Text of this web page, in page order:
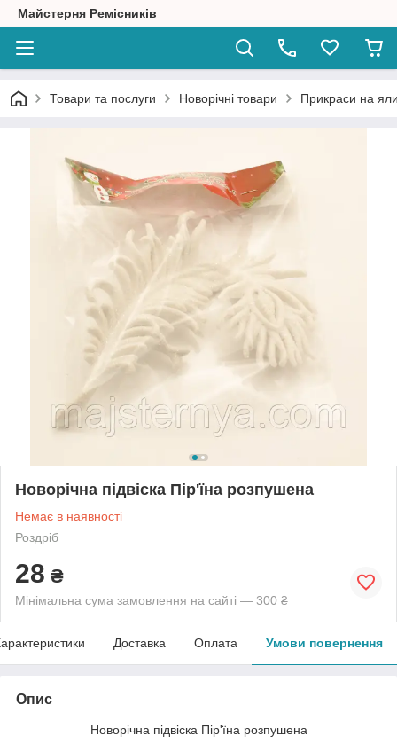
Майстерня Ремісників
Товари та послуги Новорічні товари Прикраси на
Новорічна підвіска Пір'їна розпушена
Немає в наявності
Роздріб
28 ₴
Мінімальна сума замовлення на сайті — 300 ₴
Доставка Оплата Умови повернення
Опис
Новорічна підвіска Пір'їна розпушена